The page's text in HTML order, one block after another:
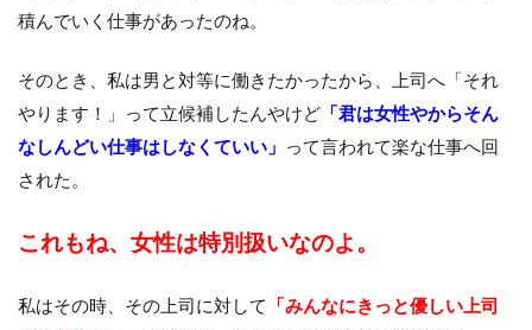
積んでいく仕事があったのね。
そのとき、私は男と対等に働きたかったから、上司へ「それ
やります！」って立候補したんやけど 「君は女性やからそん
なしんどい仕事はしなくていい」 って言われて楽な仕事へ回
された。
これもね、女性は特別扱いなのよ。
私はその時、その上司に対して
「みんなにきっと優しい上司